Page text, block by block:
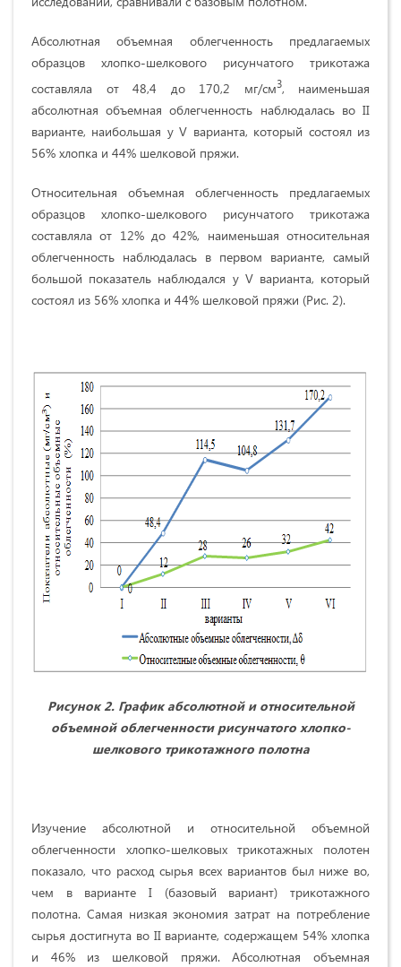
Абсолютная объемная облегченность предлагаемых
образцов хлопко-шелкового рисунчатого трикотажа
составляла от 48,4 до 170,2 мг/см3, наименьшая
абсолютная объемная облегченность наблюдалась во II
варианте, наибольшая у V варианта, который состоял из
56% хлопка и 44% шелковой пряжи.
Относительная объемная облегченность предлагаемых
образцов хлопко-шелкового рисунчатого трикотажа
составляла от 12% до 42%, наименьшая относительная
облегченность наблюдалась в первом варианте, самый
большой показатель наблюдался у V варианта, который
состоял из 56% хлопка и 44% шелковой пряжи (Рис. 2).
Рисунок 2. График абсолютной и относительной
объемной облегченности рисунчатого хлопко-
шелкового трикотажного полотна
Изучение абсолютной и относительной объемной
облегченности хлопко-шелковых трикотажных полотен
показало, что расход сырья всех вариантов был ниже во,
чем в варианте I (базовый вариант) трикотажного
полотна. Самая низкая экономия затрат на потребление
сырья достигнута во II варианте, содержащем 54% хлопка
и 46% из шелковой пряжи. Абсолютная объемная